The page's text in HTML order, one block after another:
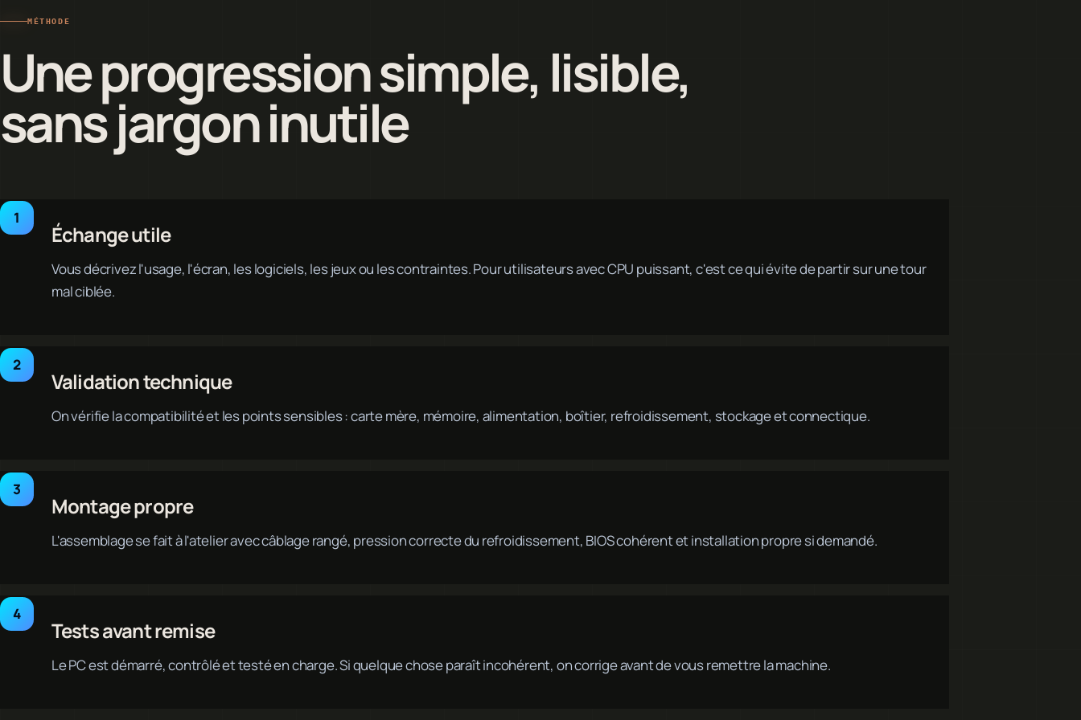
MÉTHODE
Une progression simple, lisible,
sans jargon inutile
Échange utile
Vous décrivez l'usage, l'écran, les logiciels, les jeux ou les contraintes. Pour utilisateurs avec CPU puissant, c'est ce qui évite de partir sur une tour
mal ciblée.
Validation technique
On vérifie la compatibilité et les points sensibles : carte mère, mémoire, alimentation, boîtier, refroidissement, stockage et connectique.
Montage propre
L'assemblage se fait à l'atelier avec câblage rangé, pression correcte du refroidissement, BIOS cohérent et installation propre si demandé.
Tests avant remise
Le PC est démarré, contrôlé et testé en charge. Si quelque chose paraît incohérent, on corrige avant de vous remettre la machine.